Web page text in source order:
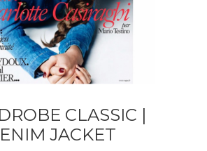
CLASSIC |
JACKET